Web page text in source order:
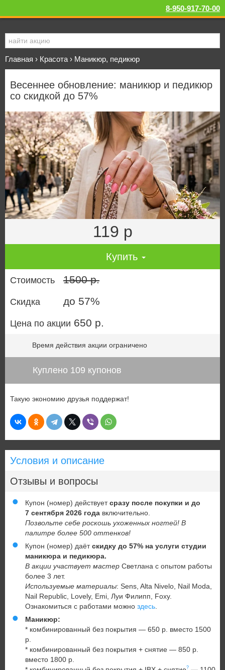
8-950-917-70-00
Главная › Красота › Маникюр, педикюр
Весеннее обновление: маникюр и педикюр
со скидкой до 57%
119 р
Купить
Стоимость 1500 р.
Скидка до 57%
Цена по акции 650 р.
Время действия акции ограничено
Куплено 109 купонов
Такую экономию друзья поддержат!
Условия и описание
Отзывы и вопросы
Купон (номер) действуетсразу после покупки и до
7 сентября 2026 года включительно.
Позвольте себе роскошь ухоженных ногтей! В
палитре более 500 оттенков!
Купон (номер) даётскидку до 57% на услуги студии
маникюра и педикюра.
В акции участвует мастер Светлана с опытом работы
более 3 лет.
Используемые материалы: Sens, Alta Nivelo, Nail Moda,
Nail Republic, Lovely, Emi, Луи Филипп, Foxy.
Ознакомиться с работами можно здесь.
Маникюр:
* комбинированный без покрытия — 650 р. вместо 1500
р.
* комбинированный без покрытия + снятие — 850 р.
вместо 1800 р.